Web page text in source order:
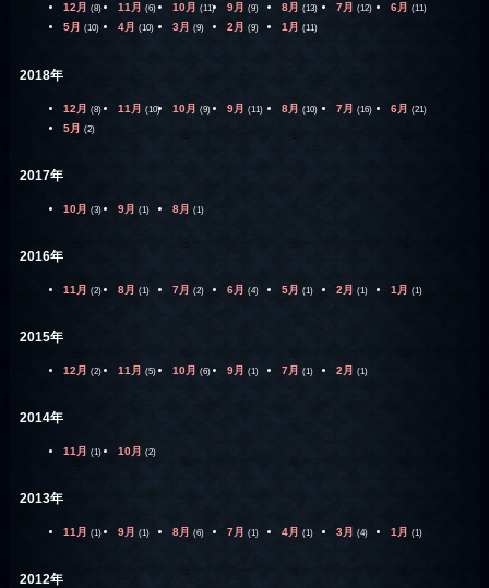
12月 (8) 11月 (6) 10月 (11) 9月 (9) 8月 (13) 7月 (12) 6月 (11)
5月 (10) 4月 (10) 3月 (9) 2月 (9) 1月 (11)
2018年
12月 (8) 11月 (10) 10月 (9) 9月 (11) 8月 (10) 7月 (16) 6月 (21)
5月 (2)
2017年
10月 (3) 9月 (1) 8月 (1)
2016年
11月 (2) 8月 (1) 7月 (2) 6月 (4) 5月 (1) 2月 (1) 1月 (1)
2015年
12月 (2) 11月 (5) 10月 (6) 9月 (1) 7月 (1) 2月 (1)
2014年
11月 (1) 10月 (2)
2013年
11月 (1) 9月 (1) 8月 (6) 7月 (1) 4月 (1) 3月 (4) 1月 (1)
2012年